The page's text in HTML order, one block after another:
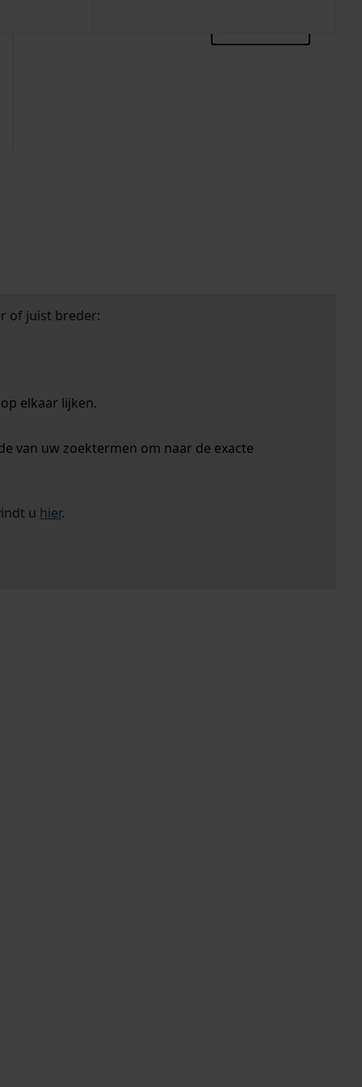
of juist breder:
elkaar lijken.
van uw zoektermen om naar de exacte
u hier.